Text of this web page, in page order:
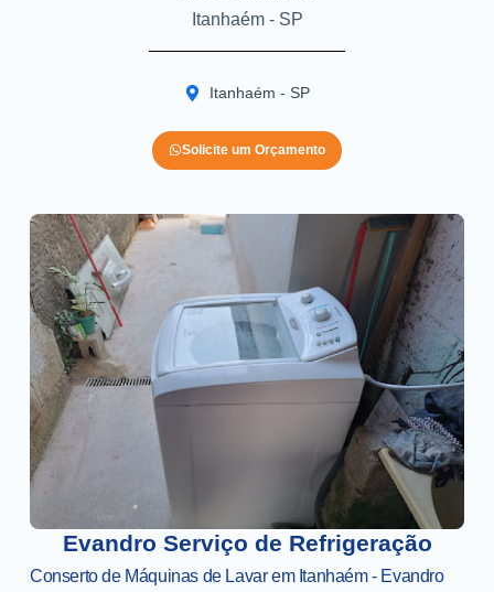
Itanhaém - SP
Itanhaém - SP
Solicite um Orçamento
Evandro Serviço de Refrigeração
Conserto de Máquinas de Lavar em Itanhaém - Evandro